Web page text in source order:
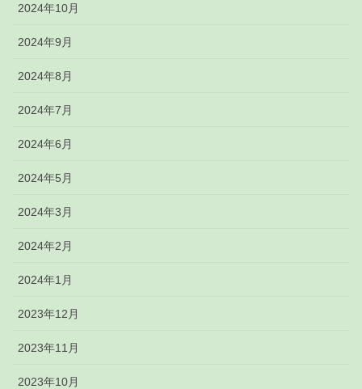
2024年10月
2024年9月
2024年8月
2024年7月
2024年6月
2024年5月
2024年3月
2024年2月
2024年1月
2023年12月
2023年11月
2023年10月